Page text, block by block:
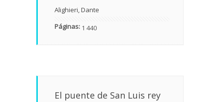
Alighieri, Dante
Páginas: 1 440
El puente de San Luis rey